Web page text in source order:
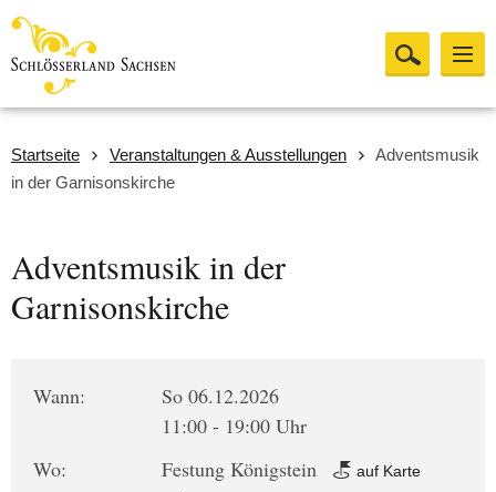
Startseite Veranstaltungen & Ausstellungen
Adventsmusik
in der Garnisonskirche
Adventsmusik in der
Garnisonskirche
Wann:
So 06.12.2026
11:00 - 19:00 Uhr
Wo:
Festung Königstein
auf Karte